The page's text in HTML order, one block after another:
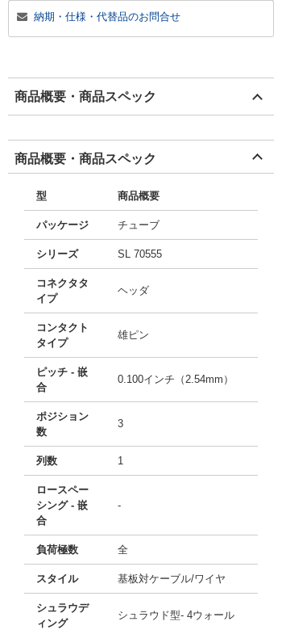
納期・仕様・代替品のお問合せ
商品概要・商品スペック
商品概要・商品スペック
型 商品概要
パッケージ チューブ
シリーズ SL 70555
コネクタタ
イプ
ヘッダ
コンタクト
タイプ
雄ピン
ピッチ - 嵌
合
0.100インチ（2.54mm）
ポジション
数
3
列数 1
ロースペー
シング - 嵌
合
-
負荷極数 全
スタイル 基板対ケーブル/ワイヤ
シュラウデ
ィング
シュラウド型- 4ウォール